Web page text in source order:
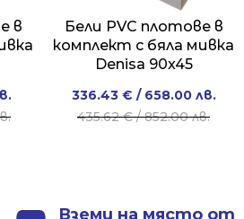
в
Бели PVC плотове в
комплект с бяла мивка
Denisa 90x45
435.62€/ 852.00 лв.
Original
price
336.43 € / 658.00 лв.
Current
price
Вземи на място от